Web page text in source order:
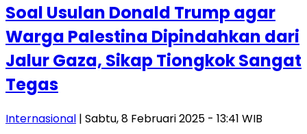
Soal Usulan Donald Trump agar
Warga Palestina Dipindahkan dari
Jalur Gaza, Sikap Tiongkok Sangat
Tegas
Internasional | Sabtu, 8 Februari 2025 - 13:41 WIB